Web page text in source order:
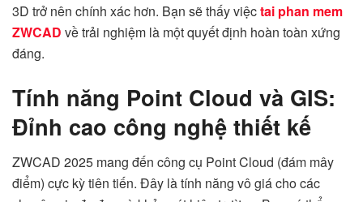
3D trở nên chính xác hơn. Bạn sẽ thấy việctai phan mem
ZWCAD về trải nghiệm là một quyết định hoàn toàn xứng
đáng.
Tính năng Point Cloud và GIS:
Đỉnh cao công nghệ thiết kế
ZWCAD 2025 mang đến công cụ Point Cloud (đám mây
điểm) cực kỳ tiên tiến. Đây là tính năng vô giá cho các